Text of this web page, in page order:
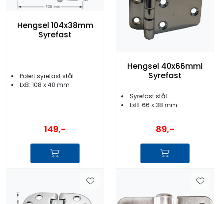
Hengsel 104x38mm
Syrefast
Polert syrefast stål
LxB: 108 x 40 mm
149,-
Hengsel 40x66mml
Syrefast
Syrefast stål
LxB: 66 x 38 mm
89,-